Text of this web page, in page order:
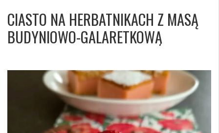
CIASTO NA HERBATNIKACH Z MASĄ
BUDYNIOWO-GALARETKOWĄ